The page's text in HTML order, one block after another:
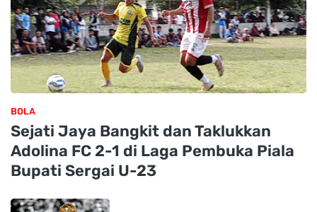
BOLA
Sejati Jaya Bangkit dan Taklukkan
Adolina FC 2-1 di Laga Pembuka Piala
Bupati Sergai U-23